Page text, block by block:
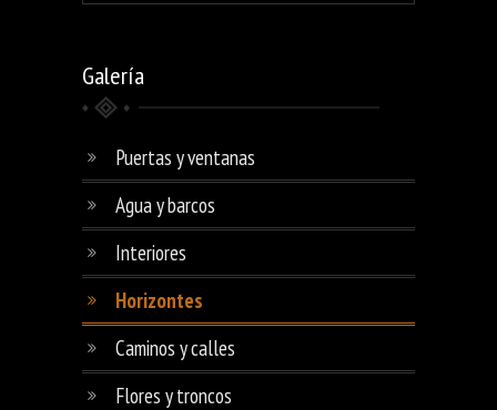
Galería
Puertas y ventanas
Agua y barcos
Interiores
Horizontes
Caminos y calles
Flores y troncos